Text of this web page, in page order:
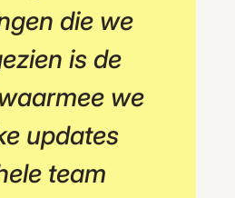
die we
is de
we
updates
team